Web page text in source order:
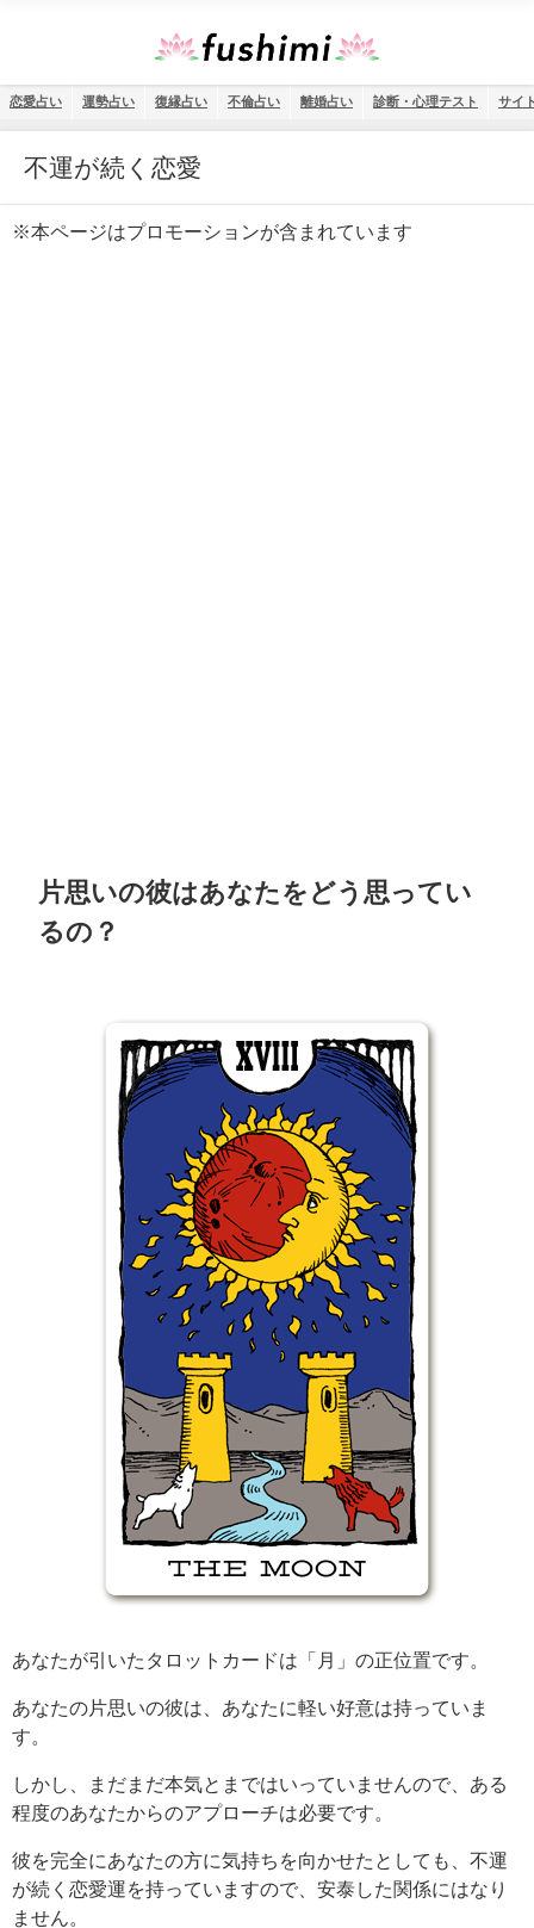
恋愛占い 運勢占い 復縁占い 不倫占い 離婚占い 診断・心理テスト サイ
不運が続く恋愛
※本ページはプロモーションが含まれています
片思いの彼はあなたをどう思ってい
るの？
あなたが引いたタロットカードは「月」の正位置です。
あなたの片思いの彼は、あなたに軽い好意は持っていま
す。
しかし、まだまだ本気とまではいっていませんので、ある
程度のあなたからのアプローチは必要です。
彼を完全にあなたの方に気持ちを向かせたとしても、不運
が続く恋愛運を持っていますので、安泰した関係にはなり
ません。